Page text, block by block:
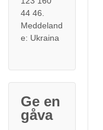
44 46.
Meddeland
e: Ukraina
Ge en
gåva